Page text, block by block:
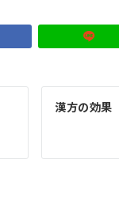
漢方の効果